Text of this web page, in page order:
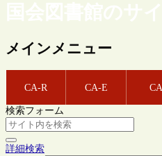
国会図書館のサ
メインメニュー
CA-R CA-E CA
検索フォーム
詳細検索